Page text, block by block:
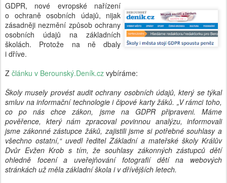
GDPR, nové evropské nařízení
o ochraně osobních údajů, nijak
zásadněji nezmění způsob ochrany
osobních údajů na základních
školách. Protože na ně dbaly
i dříve.
Z článku v Berounský.Deník.cz vybíráme:
Školy musely provést audit ochrany osobních údajů, který se týkal
smluv na informační technologie i čipové karty žáků. „V rámci toho,
co po nás chce zákon, jsme na GDPR připraveni. Máme
pověřence, který nám zpracoval povinnou analýzu, informovali
jsme zákonné zástupce žáků, zajistili jsme si potřebné souhlasy a
všechno ostatní,“ uvedl ředitel Základní a mateřské školy Králův
Dvůr Evžen Krob s tím, že souhlasy zákonných zástupců dětí
ohledně focení a uveřejňování fotografií dětí na webových
stránkách už měla základní škola i v dřívějších letech.